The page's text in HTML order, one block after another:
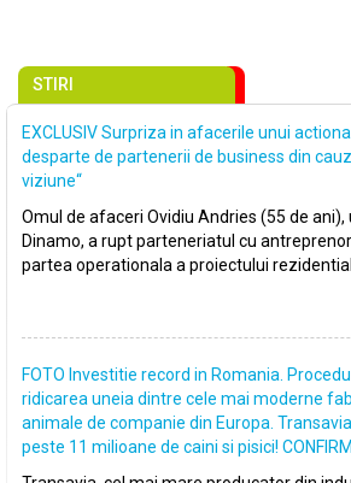
STIRI
EXCLUSIV Surpriza in afacerile unui
desparte de partenerii de business din
viziune“
Omul de afaceri Ovidiu Andries (55 de
Dinamo, a rupt parteneriatul cu
partea operationala a proiectului rezidential
FOTO Investitie record in Romania.
ridicarea uneia dintre cele mai moderne
animale de companie din Europa.
peste 11 milioane de caini si pisici!